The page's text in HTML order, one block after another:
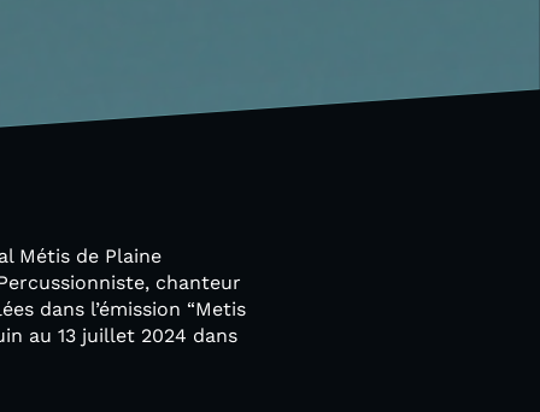
Métis de Plaine
chanteur
dans l’émission “Metis
au 13 juillet 2024 dans